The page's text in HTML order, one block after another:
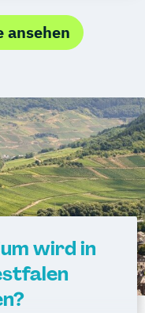
ansehen
wird in